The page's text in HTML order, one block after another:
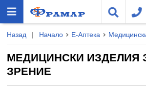
Назад | Начало Е-Аптека
МЕДИЦИНСКИ ИЗДЕЛИЯ
ЗРЕНИЕ